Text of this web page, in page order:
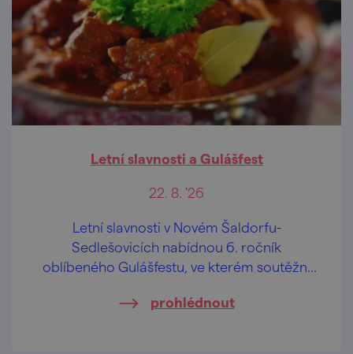
Letní slavnosti a Gulášfest
22. 8. '26
Letní slavnosti v Novém Šaldorfu-
Sedlešovicích nabídnou 6. ročník
oblíbeného Gulášfestu, ve kterém soutěžní
prohlédnout